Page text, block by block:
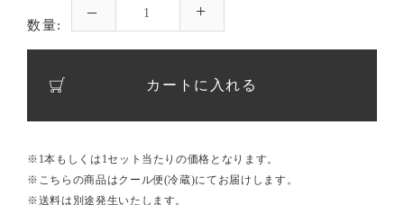
数量:
カートに入れる
※1本もしくは1セット当たりの価格となります。
※こちらの商品はクール便(冷蔵)にてお届けします。
※送料は別途発生いたします。